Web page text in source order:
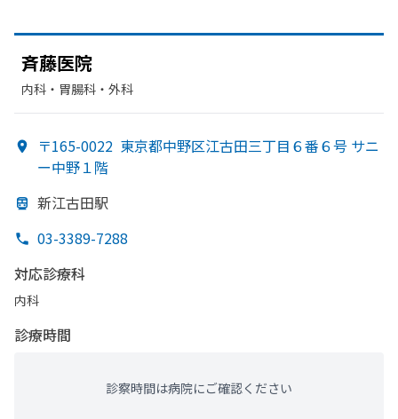
斉藤医院
内科・​胃腸科・​外科
〒165-0022 東京都中野区江古田三丁目６番６号 サニ
ー中野１階
新江古田駅
03-3389-7288
対応診療科
内科
診療時間
診察時間は病院にご確認ください